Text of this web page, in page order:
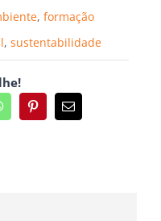
, formação
, sustentabilidade
PinterestEmail
(necessário